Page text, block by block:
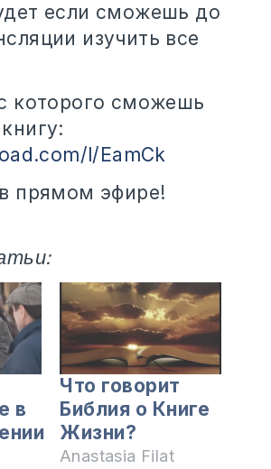
если сможешь до
изучить все
которого сможешь
l/EamCk
прямом эфире!
в
Что говорит
Библия о Книге
Жизни?
Anastasia Filat